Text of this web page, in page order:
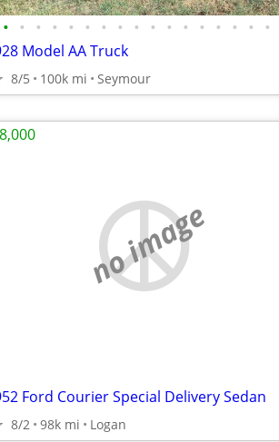
• • • • • • • • • • • • • • • • •
Model AA Truck
8/5 100k mi Seymour
no image
Ford Courier Special Delivery Sedan
8/2 98k mi Logan